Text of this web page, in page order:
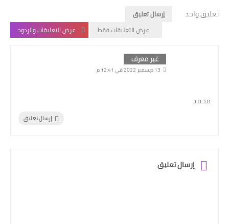
تعليق واحد
إرسال تعليق
عرض التعليقات فقط
عرض التعليقات والردود
غير معرف
13 ديسمبر 2022 في 12:41 م
محمد
إرسال تعليق
إرسال تعليق